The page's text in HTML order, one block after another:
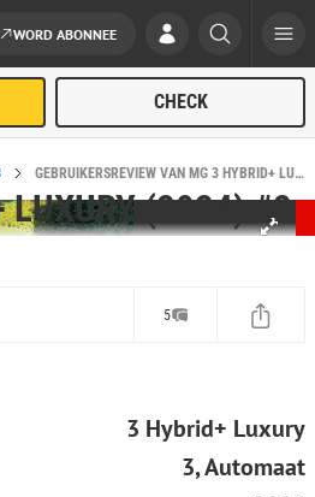
WORD ABONNEE
GEBRUIKERSREVIEW VAN MG 3 HYBRID+ LUXURY (2024) #2
LUXURY (2024) #2
5
3 Hybrid+ Luxury
3, Automaat